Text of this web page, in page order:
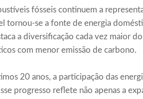
fósseis continuem a
tornou-se a fonte de energia
a diversificação cada vez maior
com menor emissão de carbono.
20 anos, a participação das
progresso reflete não apenas a